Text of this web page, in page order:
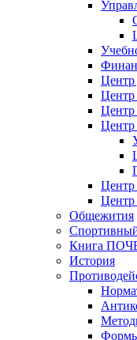
Центр
Центр
Центр
Центр
Центр
Центр
Общежития
Книга
История
Формы